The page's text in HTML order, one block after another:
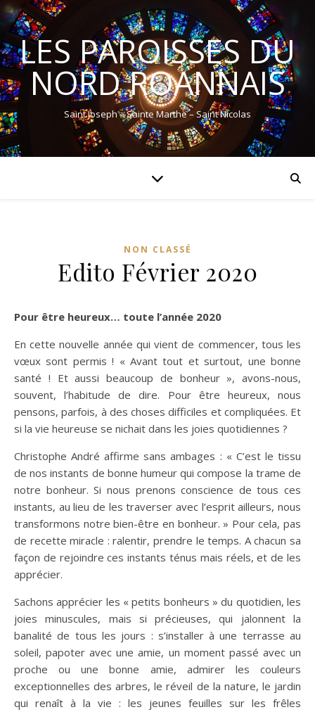
LES PAROISSES DU
NORD ROANNAIS
Saint Joseph – Sainte Marthe – Saint Nicolas
NON CLASSÉ
Edito Février 2020
Pour être heureux… toute l’année 2020
En cette nouvelle année qui vient de commencer, tous les
vœux sont permis ! « Avant tout et surtout, une bonne
santé ! Et aussi beaucoup de bonheur », avons-nous,
souvent, l’habitude de dire. Pour être heureux, nous
pensons, parfois, à des choses difficiles et compliquées. Et
si la vie heureuse se nichait dans les joies quotidiennes ?
Christophe André affirme sans ambages : « C’est le tissu
de nos instants de bonne humeur qui compose la trame de
notre bonheur. Si nous prenons conscience de tous ces
instants, au lieu de les traverser avec l’esprit ailleurs, nous
transformons notre bien-être en bonheur. » Pour cela, pas
de recette miracle : ralentir, prendre le temps. A chacun sa
façon de rejoindre ces instants ténus mais réels, et de les
apprécier.
Sachons apprécier les « petits bonheurs » du quotidien, les
joies minuscules, mais si précieuses, qui jalonnent la
banalité de tous les jours : s’installer à une terrasse au
soleil, papoter avec une amie, un moment passé avec un
proche ou une bonne amie, admirer les couleurs
exceptionnelles des arbres, le réveil de la nature, le jardin
qui renaît à la vie : les jeunes feuilles sur les frêles